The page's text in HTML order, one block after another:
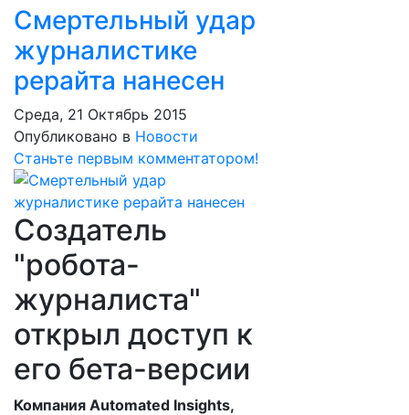
Смертельный удар
журналистике
рерайта нанесен
Среда, 21 Октябрь 2015
Опубликовано в Новости
Станьте первым комментатором!
Создатель
"робота-
журналиста"
открыл доступ к
его бета-версии
Компания Automated Insights,